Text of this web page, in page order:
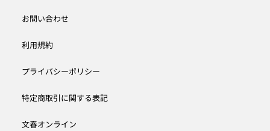
お問い合わせ
利用規約
プライバシーポリシー
特定商取引に関する表記
文春オンライン